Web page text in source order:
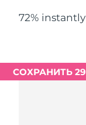
72%
СОХРАНИТЬ 29
Малайзия